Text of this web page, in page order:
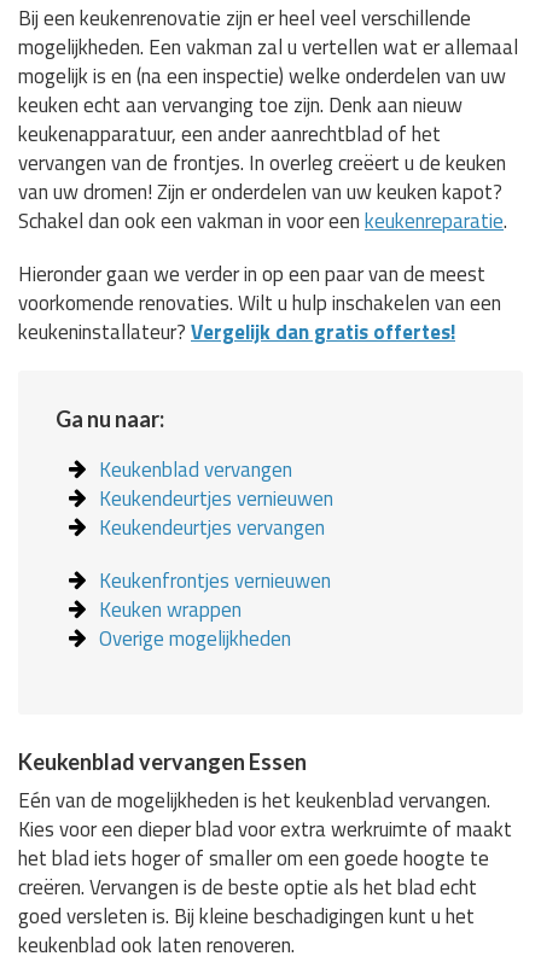
Bij een keukenrenovatie zijn er heel veel verschillende
mogelijkheden. Een vakman zal u vertellen wat er allemaal
mogelijk is en (na een inspectie) welke onderdelen van uw
keuken echt aan vervanging toe zijn. Denk aan nieuw
keukenapparatuur, een ander aanrechtblad of het
vervangen van de frontjes. In overleg creëert u de keuken
van uw dromen! Zijn er onderdelen van uw keuken kapot?
Schakel dan ook een vakman in voor eenkeukenreparatie.
Hieronder gaan we verder in op een paar van de meest
voorkomende renovaties. Wilt u hulp inschakelen van een
keukeninstallateur?Vergelijk dan gratis offertes!
Ga nu naar:
Keukenblad vervangen
Keukendeurtjes vernieuwen
Keukendeurtjes vervangen
Keukenfrontjes vernieuwen
Keuken wrappen
Overige mogelijkheden
Keukenblad vervangen Essen
Eén van de mogelijkheden is het keukenblad vervangen.
Kies voor een dieper blad voor extra werkruimte of maakt
het blad iets hoger of smaller om een goede hoogte te
creëren. Vervangen is de beste optie als het blad echt
goed versleten is. Bij kleine beschadigingen kunt u het
keukenblad ook laten renoveren.